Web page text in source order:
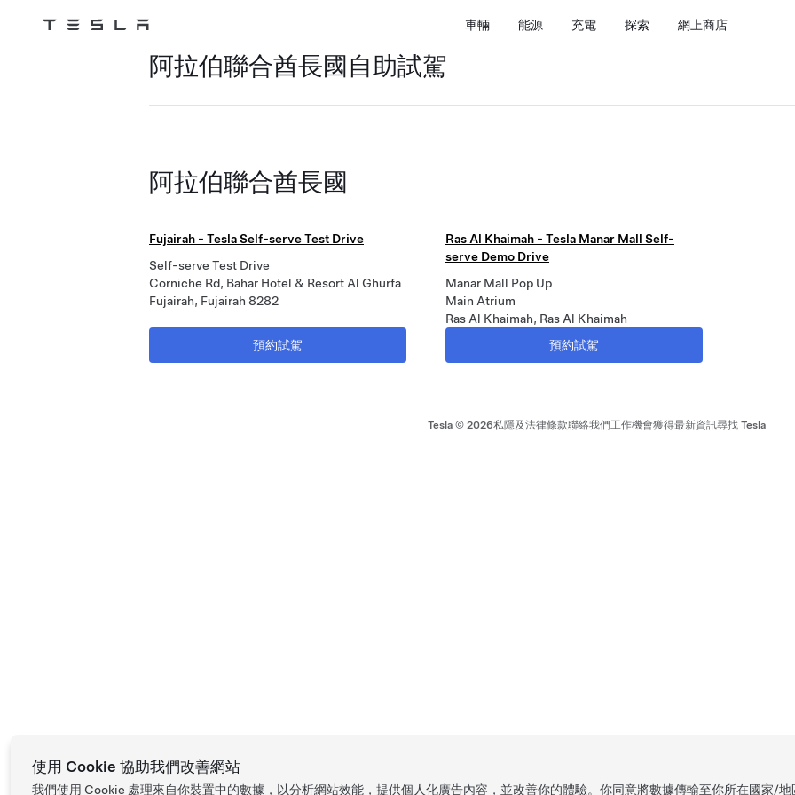
Tesla 車輛 能源 充電 探索 網上商店
阿拉伯聯合酋長國自助試駕
阿拉伯聯合酋長國
Fujairah - Tesla Self-serve Test Drive
Self-serve Test Drive
Corniche Rd, Bahar Hotel & Resort Al Ghurfa
Fujairah, Fujairah 8282
預約試駕
Ras Al Khaimah - Tesla Manar Mall Self-
serve Demo Drive
Manar Mall Pop Up
Main Atrium
Ras Al Khaimah, Ras Al Khaimah
預約試駕
Tesla © 2026私隱及法律條款聯絡我們工作機會獲得最新資訊尋找 Tesla
使用 Cookie 協助我們改善網站
我們使用 Cookie 處理來自你裝置中的數據，以分析網站效能，提供個人化廣告內容，並改善你的體驗。你同意將數據傳輸至你所在國家/地